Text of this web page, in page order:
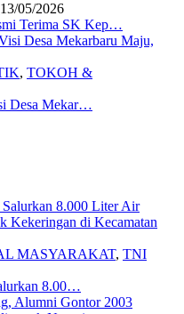
13/05/2026
Terima SK Kep…
, TOKOH &
Desa Mekar…
MASYARAKAT, TNI
8.00…